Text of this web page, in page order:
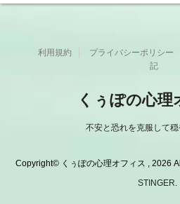
利用規約 プライバシーポリシー
記
くぅぽの心理
不安と恐れを克服して
Copyright© くぅぽの心理オフィス , 2026
STINGER.